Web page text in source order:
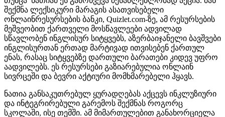
შექმნა ლექსიკური მარაგის ასათვისებელი
ონლაინრესურსების ბანკი, Quizlet.com-ზე, ამ რესურსების
მეშვეობით ქართველი მოსწავლეები ადვილად
სწავლობენ ინგლისურ სიტყვებს, აზერბაიჯანელი ბავშვები
ინგლისურთან ერთად მარტივად ითვისებენ ქართულ
ენას, რასაც სიტყვებზე დართული ბარათები კიდევ უფრო
აადვილებს. ეს რესურსები გაზიარებულია ონლაინ
სივრცეში და ბევრი აქტიური მომხმარებელი ჰყავს.
ნათია განსაკუთრებულ ყურადღებას აქცევს ინკლუზიური
და ინტეგრირებული გარემოს შექმნას როგორც
სკოლაში, ისე თემში. ამ მიმართულებით განახორციელა